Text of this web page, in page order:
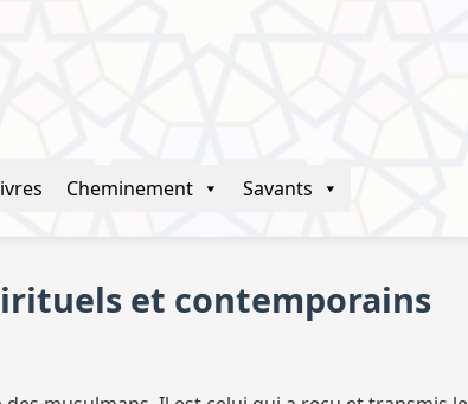
Cheminement Savants
et contemporains